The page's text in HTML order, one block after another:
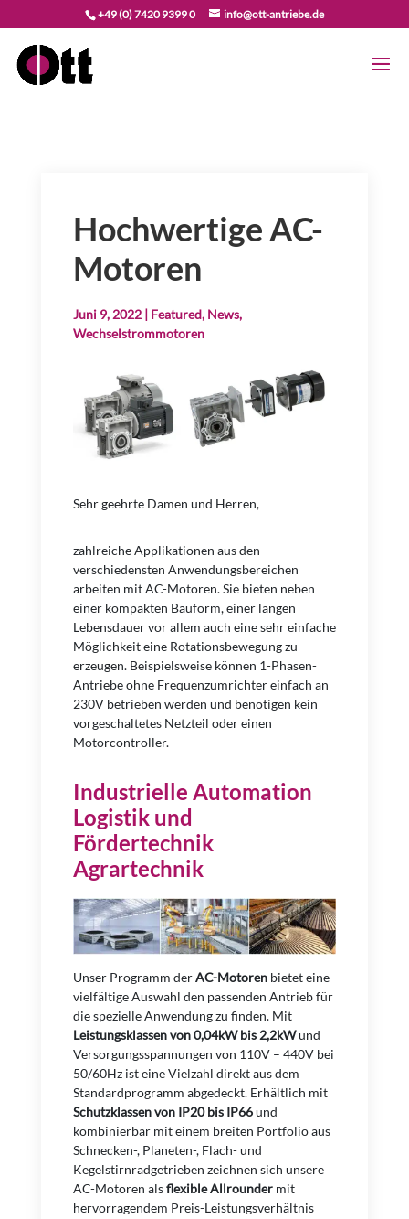
+49 (0) 7420 9399 0 info@ott-antriebe.de
Hochwertige AC-
Motoren
Juni 9, 2022| Featured, News,
Wechselstrommotoren
Sehr geehrte Damen und Herren,
zahlreiche Applikationen aus den
verschiedensten Anwendungsbereichen
arbeiten mit AC-Motoren. Sie bieten neben
einer kompakten Bauform, einer langen
Lebensdauer vor allem auch eine sehr einfache
Möglichkeit eine Rotationsbewegung zu
erzeugen. Beispielsweise können 1-Phasen-
Antriebe ohne Frequenzumrichter einfach an
230V betrieben werden und benötigen kein
vorgeschaltetes Netzteil oder einen
Motorcontroller.
Industrielle Automation
Logistik und
Fördertechnik
Agrartechnik
Unser Programm derAC-Motorenbietet eine
vielfältige Auswahl den passenden Antrieb für
die spezielle Anwendung zu finden. Mit
Leistungsklassen von 0,04kW bis 2,2kWund
Versorgungsspannungen von 110V – 440V bei
50/60Hz ist eine Vielzahl direkt aus dem
Standardprogramm abgedeckt. Erhältlich mit
Schutzklassen von IP20 bis IP66und
kombinierbar mit einem breiten Portfolio aus
Schnecken-, Planeten-, Flach- und
Kegelstirnradgetrieben zeichnen sich unsere
AC-Motoren alsflexible Allroundermit
hervorragendem Preis-Leistungsverhältnis